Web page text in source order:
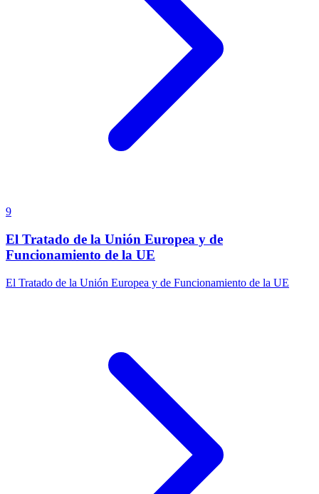
9
El Tratado de la Unión Europea y de
Funcionamiento de la UE
El Tratado de la Unión Europea y de Funcionamiento de la UE